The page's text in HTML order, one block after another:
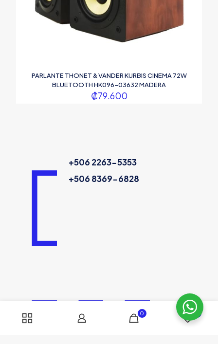
PARLANTE THONET & VANDER KURBIS CINEMA 72W
BLUETOOTH HK096-03632 MADERA
₡79.600
+506 2263-5353
+506 8369-6828
0 0